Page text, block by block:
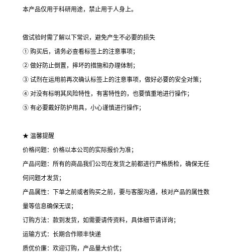
本产品仅用于科研用途，禁止用于人身上。
做试验时需了解以下常识，避免产生不必要的损失
① 购买后，请务必查看标签上的注意事项；
② 做好防止倒置，摔坏的措施和办理体制；
③ 试剂在运用前再次确认标签上的注意事项，做好必要的安全对策；
④ 对没有标明其风险特性，有害特性的，也要慎重地进行操作；
⑤ 有必要戴好防护用具，小心谨慎进行操作；
★ 温馨提醒
价格问题：价格以本公司的实际报价为准；
产品问题：所有的商品我们公司在发货之前都进行严格质检，确保无任
何问题才发货；
产品属性：下单之前或者购买之前，要与客服沟通，核对产品的属性数
量等信息确保无误；
订购方法：款到发货，如需要请传资料，具体细节请详询；
运输方式：长期合作顺丰快递
质优价廉：欢迎订购，产品量大价优；